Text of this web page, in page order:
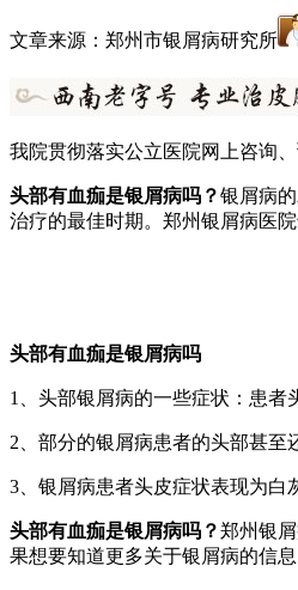
文章来源：郑州市银屑病研究所
我院贯彻落实公立医院网上咨询
头部有血痂是银屑病吗？银屑病
治疗的最佳时期。郑州银屑病医
头部有血痂是银屑病吗
1、头部银屑病的一些症状：患者
2、部分的银屑病患者的头部甚至
3、银屑病患者头皮症状表现为白
头部有血痂是银屑病吗？郑州银
果想要知道更多关于银屑病的信